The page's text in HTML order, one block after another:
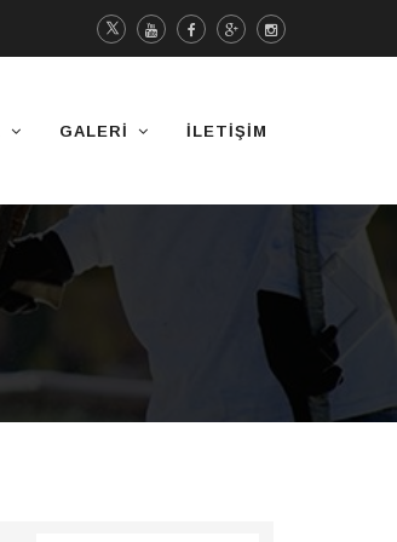
GALERI İLETIŞIM